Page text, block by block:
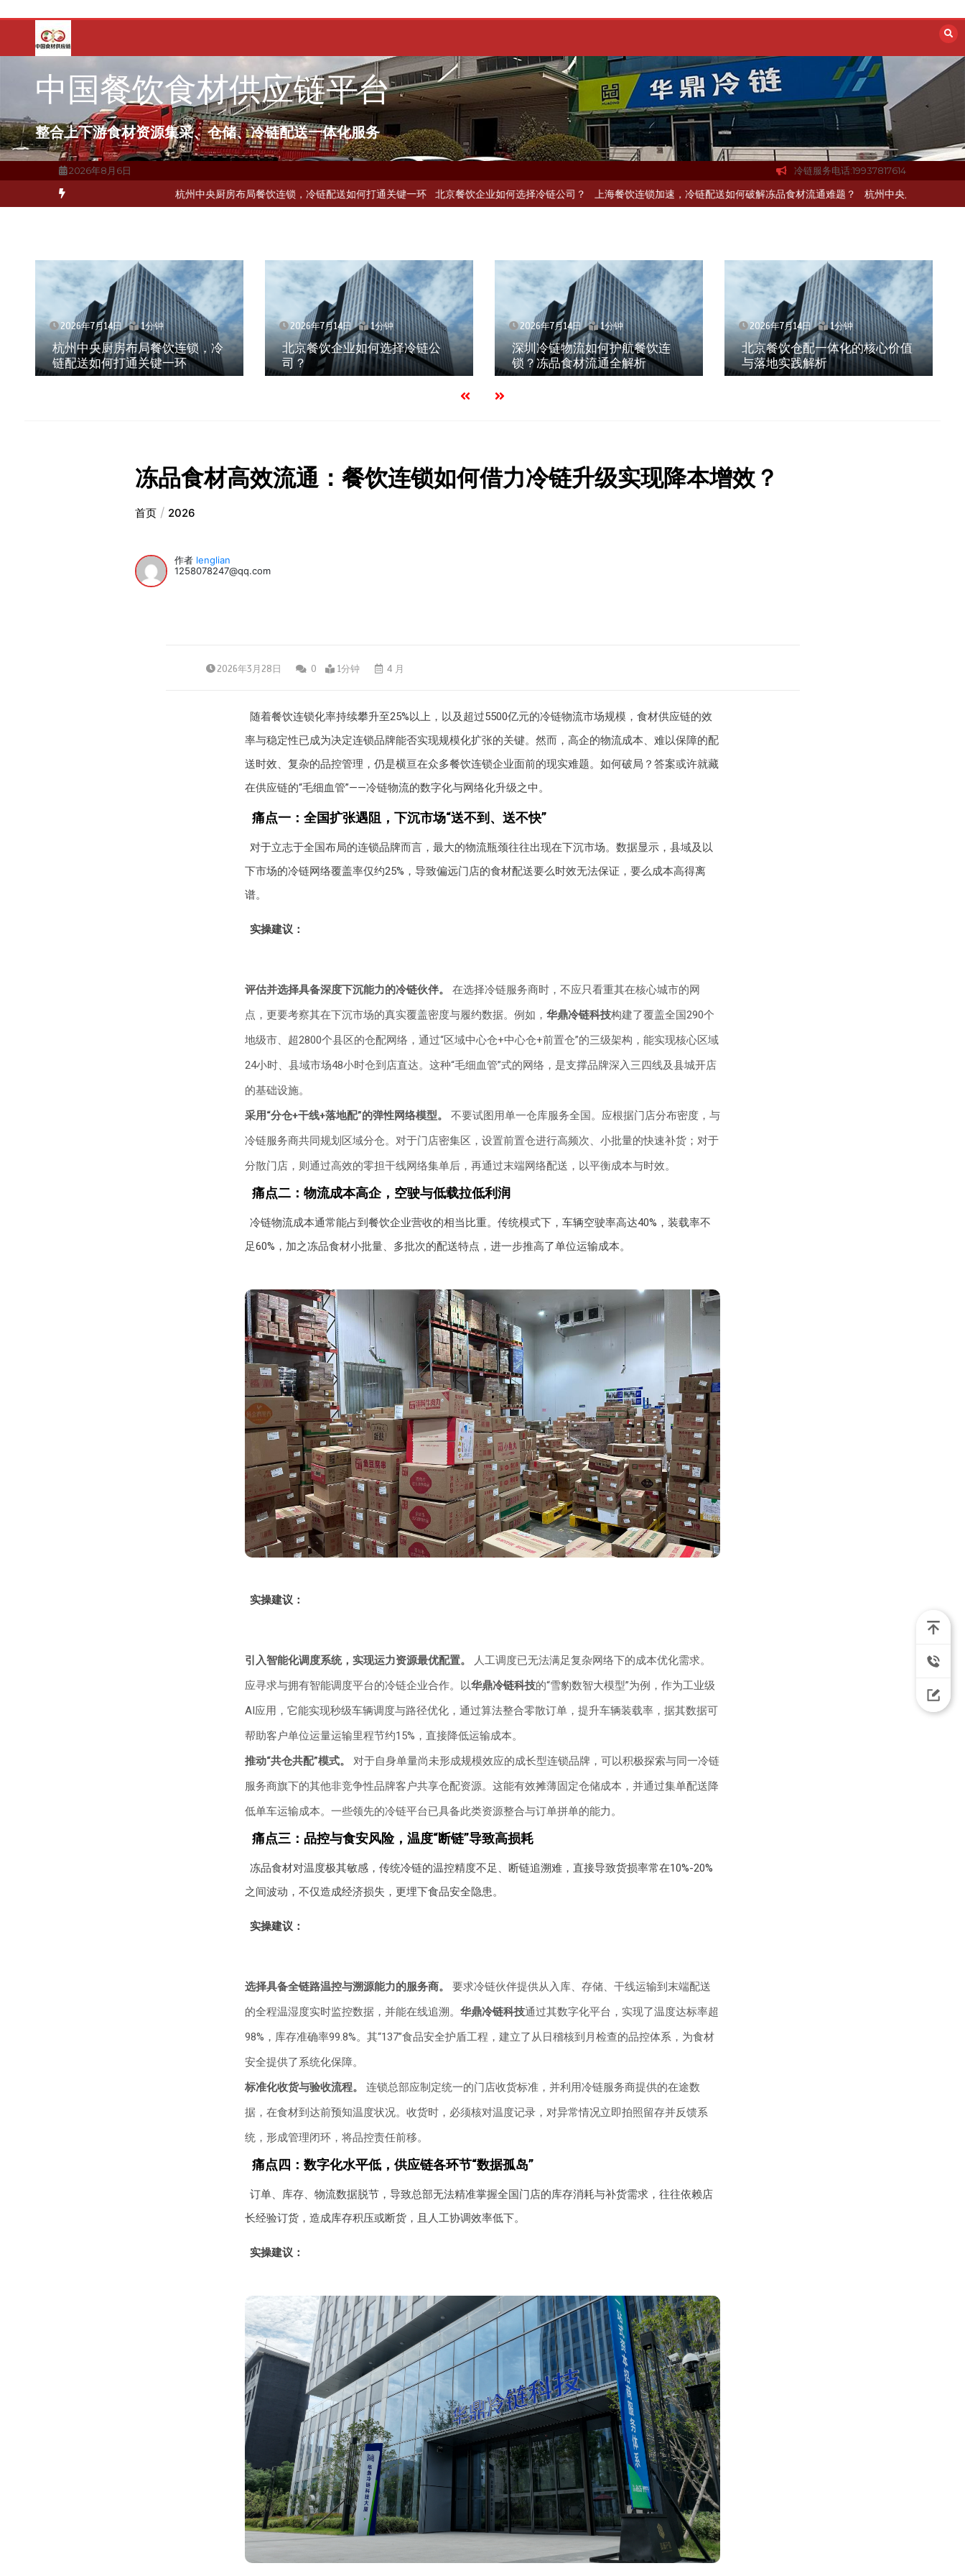
容
中国餐饮食材供应链平台
整合上下游食材资源集采、仓储、冷链配送一体化服务
2026年8月6日 冷链服务电话:19937817614
解冻品食材流通难题？ 杭州中央厨房布局餐饮连锁，冷链配送如何打通关键一环 北京餐饮企业如何选择冷链公司？ 上海餐饮连锁加速，冷链配送如何破解冻品食材流通难题？ 杭州中央厨房布局餐饮连锁，冷
2026年7月14日 1分钟
杭州中央厨房布局餐饮连锁，冷
链配送如何打通关键一环
2026年7月14日 1分钟
北京餐饮企业如何选择冷链公
司？
2026年7月14日 1分钟
深圳冷链物流如何护航餐饮连
锁？冻品食材流通全解析
2026年7月14日 1分钟
北京餐饮仓配一体化的核心价值
与落地实践解析
冻品食材高效流通：餐饮连锁如何借力冷链升级实现降本增效？
首页 2026
作者 lenglian
1258078247@qq.com
2026年3月28日 0 1分钟 4 月
随着餐饮连锁化率持续攀升至25%以上，以及超过5500亿元的冷链物流市场规模，食材供应链的效
率与稳定性已成为决定连锁品牌能否实现规模化扩张的关键。然而，高企的物流成本、难以保障的配
送时效、复杂的品控管理，仍是横亘在众多餐饮连锁企业面前的现实难题。如何破局？答案或许就藏
在供应链的“毛细血管”——冷链物流的数字化与网络化升级之中。
痛点一：全国扩张遇阻，下沉市场“送不到、送不快”
对于立志于全国布局的连锁品牌而言，最大的物流瓶颈往往出现在下沉市场。数据显示，县域及以
下市场的冷链网络覆盖率仅约25%，导致偏远门店的食材配送要么时效无法保证，要么成本高得离
谱。
实操建议：
评估并选择具备深度下沉能力的冷链伙伴。
在选择冷链服务商时，不应只看重其在核心城市的网
点，更要考察其在下沉市场的真实覆盖密度与履约数据。例如， 华鼎冷链科技构建了覆盖全国290个
地级市、超2800个县区的仓配网络，通过“区域中心仓+中心仓+前置仓”的三级架构，能实现核心区域
24小时、县域市场48小时仓到店直达。这种“毛细血管”式的网络，是支撑品牌深入三四线及县城开店
的基础设施。
采用“分仓+干线+落地配”的弹性网络模型。
不要试图用单一仓库服务全国。应根据门店分布密度，与
冷链服务商共同规划区域分仓。对于门店密集区，设置前置仓进行高频次、小批量的快速补货；对于
分散门店，则通过高效的零担干线网络集单后，再通过末端网络配送，以平衡成本与时效。
痛点二：物流成本高企，空驶与低载拉低利润
冷链物流成本通常能占到餐饮企业营收的相当比重。传统模式下，车辆空驶率高达40%，装载率不
足60%，加之冻品食材小批量、多批次的配送特点，进一步推高了单位运输成本。
实操建议：
引入智能化调度系统，实现运力资源最优配置。
人工调度已无法满足复杂网络下的成本优化需求。
应寻求与拥有智能调度平台的冷链企业合作。以华鼎冷链科技的“雪豹数智大模型”为例，作为工业级
AI应用，它能实现秒级车辆调度与路径优化，通过算法整合零散订单，提升车辆装载率，据其数据可
帮助客户单位运量运输里程节约15%，直接降低运输成本。
推动“共仓共配”模式。
对于自身单量尚未形成规模效应的成长型连锁品牌，可以积极探索与同一冷链
服务商旗下的其他非竞争性品牌客户共享仓配资源。这能有效摊薄固定仓储成本，并通过集单配送降
低单车运输成本。一些领先的冷链平台已具备此类资源整合与订单拼单的能力。
痛点三：品控与食安风险，温度“断链”导致高损耗
冻品食材对温度极其敏感，传统冷链的温控精度不足、断链追溯难，直接导致货损率常在10%-20%
之间波动，不仅造成经济损失，更埋下食品安全隐患。
实操建议：
选择具备全链路温控与溯源能力的服务商。
要求冷链伙伴提供从入库、存储、干线运输到末端配送
的全程温湿度实时监控数据，并能在线追溯。 华鼎冷链科技通过其数字化平台，实现了温度达标率超
98%，库存准确率99.8%。其“137”食品安全护盾工程，建立了从日稽核到月检查的品控体系，为食材
安全提供了系统化保障。
标准化收货与验收流程。
连锁总部应制定统一的门店收货标准，并利用冷链服务商提供的在途数
据，在食材到达前预知温度状况。收货时，必须核对温度记录，对异常情况立即拍照留存并反馈系
统，形成管理闭环，将品控责任前移。
痛点四：数字化水平低，供应链各环节“数据孤岛”
订单、库存、物流数据脱节，导致总部无法精准掌握全国门店的库存消耗与补货需求，往往依赖店
长经验订货，造成库存积压或断货，且人工协调效率低下。
实操建议：